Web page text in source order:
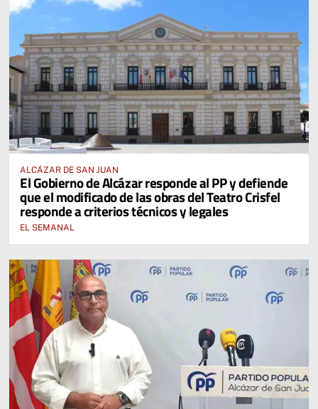
ALCÁZAR DE SAN JUAN
El Gobierno de Alcázar responde al PP y defiende
que el modificado de las obras del Teatro Crisfel
responde a criterios técnicos y legales
EL SEMANAL